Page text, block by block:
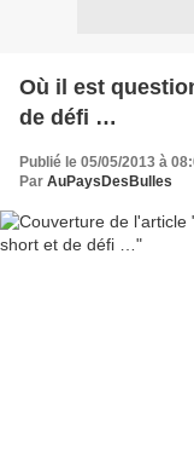
Où il est
de défi …
Publié le 05/05/2013 à
Par AuPaysDesBulles